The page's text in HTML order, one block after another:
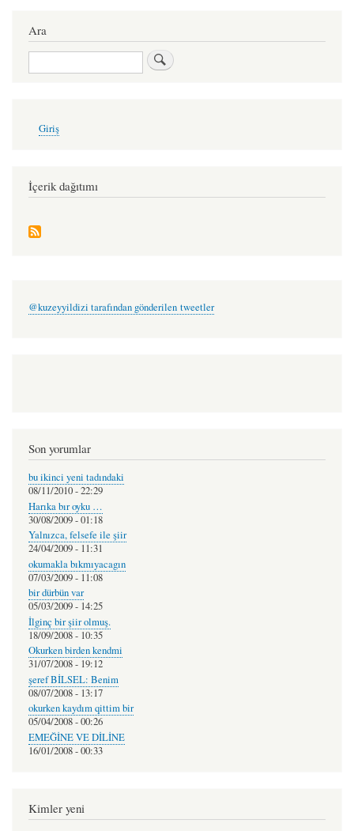
Ara
Ara
account
Giriş
İçerik dağıtımı
@kuzeyyildizi tarafından gönderilen tweetler
Son yorumlar
bu ikinci yeni tadındaki
08/11/2010 - 22:29
Harıka bır oyku …
30/08/2009 - 01:18
Yalnızca, felsefe ile şiir
24/04/2009 - 11:31
okumakla bıkmıyacagın
07/03/2009 - 11:08
bir dürbün var
05/03/2009 - 14:25
İlginç bir şiir olmuş.
18/09/2008 - 10:35
Okurken birden kendmi
31/07/2008 - 19:12
şeref BİLSEL: Benim
08/07/2008 - 13:17
okurken kaydım qittim bir
05/04/2008 - 00:26
EMEĞİNE VE DİLİNE
16/01/2008 - 00:33
Kimler yeni